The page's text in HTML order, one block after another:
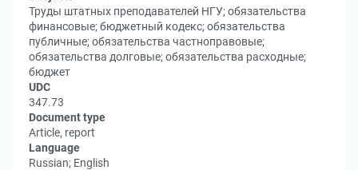
Труды штатных преподавателей НГУ; обязательства
финансовые; бюджетный кодекс; обязательства
публичные; обязательства частноправовые;
обязательства долговые; обязательства расходные;
бюджет
UDC
347.73
Document type
Article, report
Language
Russian; English